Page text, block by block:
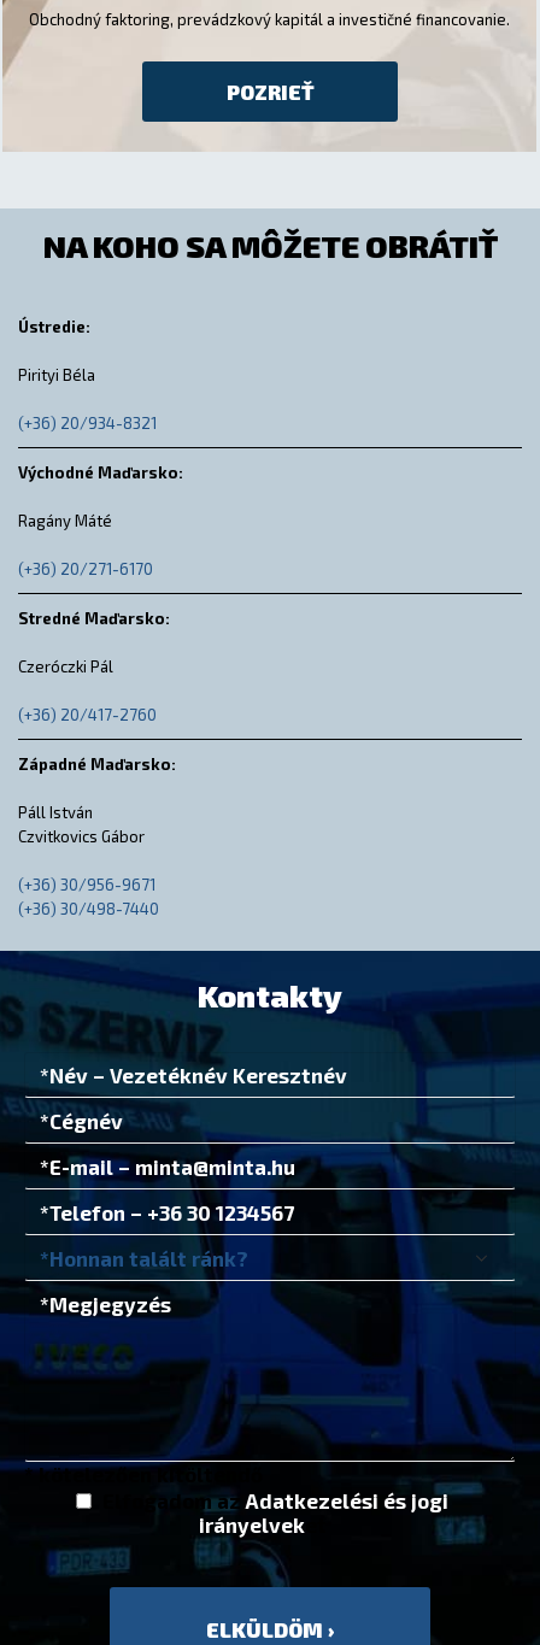
Obchodný faktoring, prevádzkový kapitál a investičné financovanie.
POZRIEŤ
NA KOHO SA MÔŽETE OBRÁTIŤ
Ústredie:
Pirityi Béla
(+36) 20/934-8321
Východné Maďarsko:
Ragány Máté
(+36) 20/271-6170
Stredné Maďarsko:
Czeróczki Pál
(+36) 20/417-2760
Západné Maďarsko:
Páll István
Czvitkovics Gábor
(+36) 30/956-9671
(+36) 30/498-7440
Kontakty
* kötelezően kitöltendő
Elfogadom az Adatkezelési és jogi
irányelveket